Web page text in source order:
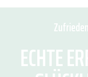
ECHTE